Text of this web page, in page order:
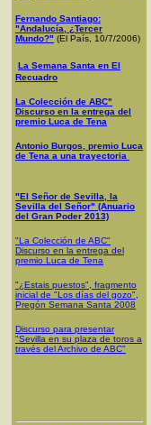
Fernando Santiago:
"Andalucía, ¿Tercer
Mundo?" (El País, 10/7/2006)
La Semana Santa en El
Recuadro
La Colección de ABC"
Discurso en la entrega del
premio Luca de Tena
Antonio Burgos, premio Luca
de Tena a una trayectoria
"El Señor de Sevilla, la
Sevilla del Señor" (Anuario
del Gran Poder 2013)
"La Colección de ABC"
Discurso en la entrega del
premio Luca de Tena
"¿Estais puestos", fragmento
inicial de "Los días del gozo",
Pregón Semana Santa 2008
Discurso para presentar
"Sevilla en su plaza de toros a
través del Archivo de ABC"